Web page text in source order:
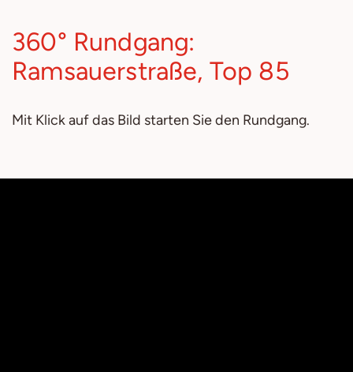
360° Rundgang:
Ramsauerstraße, Top 85
Mit Klick auf das Bild starten Sie den Rundgang.